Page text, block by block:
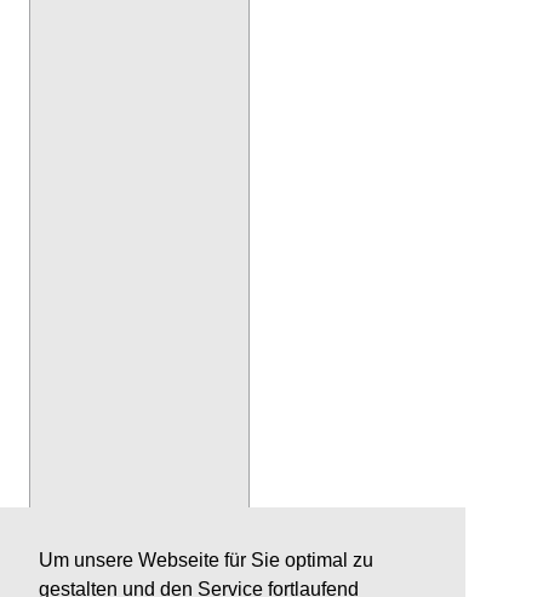
Um unsere Webseite für Sie optimal zu
gestalten und den Service fortlaufend